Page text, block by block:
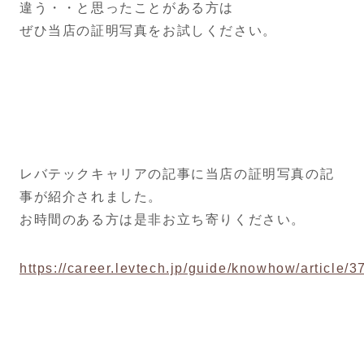
違う・・と思ったことがある方は
ぜひ当店の証明写真をお試しください。
レバテックキャリアの記事に当店の証明写真の記
事が紹介されました。
お時間のある方は是非お立ち寄りください。
https://career.levtech.jp/guide/knowhow/article/